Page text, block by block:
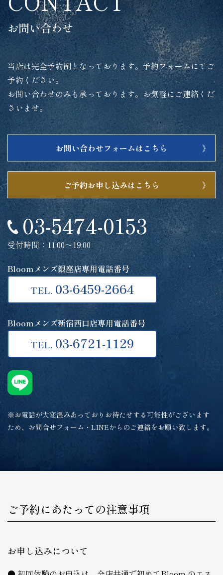
お問い合わせ
当店は完全予約制となっております。予約フォームにてご
予約ください。
お問い合わせのみも承っております。お気軽にご連絡くだ
さいませ。
お問い合わせフォームはこちら
ご予約お申し込みはこちら
03-5474-0153
受付時間：11:00～19:00
Bloomメンズ銀座店専用電話番号
TEL. 03-6459-2664
Bloomメンズ新宿西口店専用電話番号
TEL. 03-6721-1129
※お電話が大変混みあっておりお待たせする可能性がございます
ため、お問合せフォーム・LINEからのご連絡をお願い致します。
ご予約にあたっての注意事項
お申し込みについて